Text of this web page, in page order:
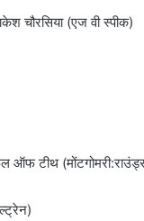
चौरसिया (एज वी स्पीक)
ऑफ टीथ